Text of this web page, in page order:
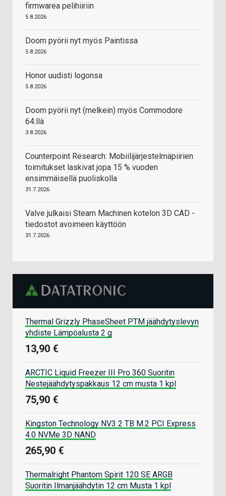
firmwarea pelihiiriin
5.8.2026
Doom pyörii nyt myös Paintissa
5.8.2026
Honor uudisti logonsa
5.8.2026
Doom pyörii nyt (melkein) myös Commodore
64:llä
3.8.2026
Counterpoint Research: Mobiilijärjestelmäpiirien
toimitukset laskivat jopa 15 % vuoden
ensimmäisellä puoliskolla
31.7.2026
Valve julkaisi Steam Machinen kotelon 3D CAD -
tiedostot avoimeen käyttöön
31.7.2026
Thermal Grizzly PhaseSheet PTM jäähdytyslevyn
yhdiste Lämpöalusta 2 g
13,90 €
ARCTIC Liquid Freezer III Pro 360 Suoritin
Nestejäähdytyspakkaus 12 cm musta 1 kpl
75,90 €
Kingston Technology NV3 2 TB M.2 PCI Express
4.0 NVMe 3D NAND
265,90 €
Thermalright Phantom Spirit 120 SE ARGB
Suoritin Ilmanjäähdytin 12 cm Musta 1 kpl